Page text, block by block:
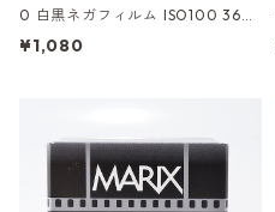
0 白黒ネガフィルム ISO100 36枚
撮り (M037)
¥1,080